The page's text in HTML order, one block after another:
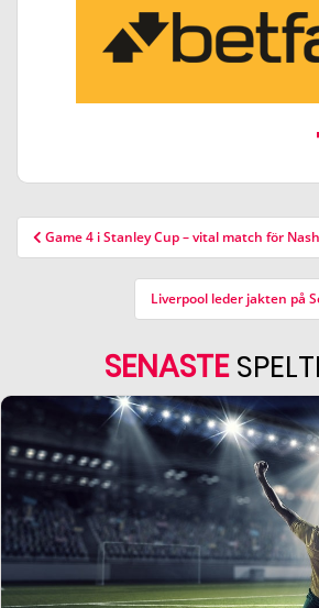
Game 4 i Stanley Cup – vital match för
Liverpool leder jakten på
SENASTE